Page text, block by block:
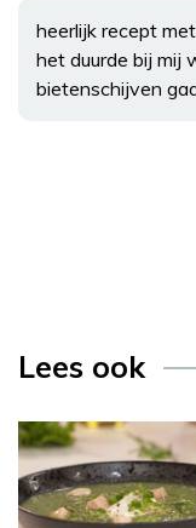
heerlijk recept
het duurde bij mij
bietenschijven
Lees ook